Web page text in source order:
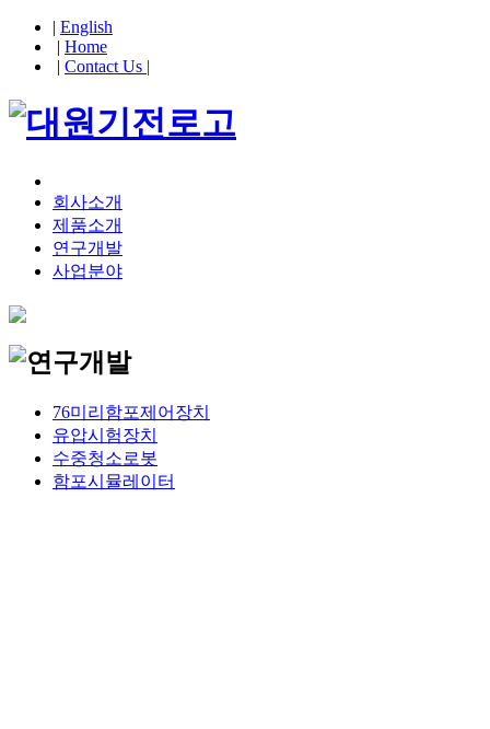
| English
| Home
| Contact Us |
회사소개
제품소개
연구개발
사업분야
76미리함포제어장치
유압시험장치
수중청소로봇
함포시뮬레이터